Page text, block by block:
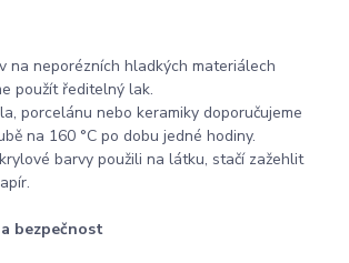
na neporézních hladkých materiálech
použít ředitelný lak.
porcelánu nebo keramiky doporučujeme
na 160 °C po dobu jedné hodiny.
barvy použili na látku, stačí zažehlit
bezpečnost